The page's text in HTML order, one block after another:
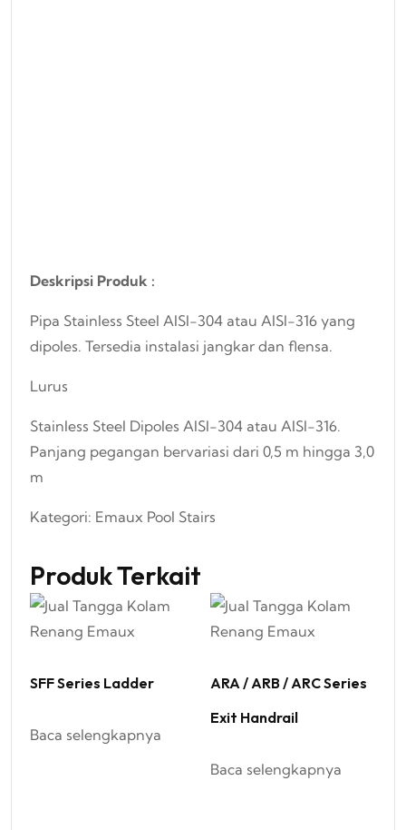
Deskripsi Produk :
Pipa Stainless Steel AISI-304 atau AISI-316 yang
dipoles. Tersedia instalasi jangkar dan flensa.
Lurus
Stainless Steel Dipoles AISI-304 atau AISI-316.
Panjang pegangan bervariasi dari 0,5 m hingga 3,0
m
Kategori: Emaux Pool Stairs
Produk Terkait
SFF Series Ladder
Baca selengkapnya
ARA / ARB / ARC Series
Exit Handrail
Baca selengkapnya